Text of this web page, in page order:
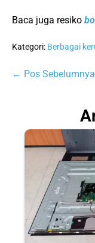
Baca juga resiko
Kategori: Berbagai
Navigasi
← Pos Sebelumnya